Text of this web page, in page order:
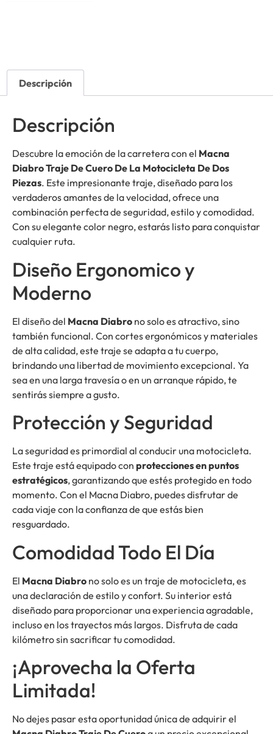
Descripción
Descripción
Descubre la emoción de la carretera con el Macna
Diabro Traje De Cuero De La Motocicleta De Dos
Piezas. Este impresionante traje, diseñado para los
verdaderos amantes de la velocidad, ofrece una
combinación perfecta de seguridad, estilo y comodidad.
Con su elegante color negro, estarás listo para conquistar
cualquier ruta.
Diseño Ergonomico y
Moderno
El diseño del Macna Diabro no solo es atractivo, sino
también funcional. Con cortes ergonómicos y materiales
de alta calidad, este traje se adapta a tu cuerpo,
brindando una libertad de movimiento excepcional. Ya
sea en una larga travesía o en un arranque rápido, te
sentirás siempre a gusto.
Protección y Seguridad
La seguridad es primordial al conducir una motocicleta.
Este traje está equipado con protecciones en puntos
estratégicos, garantizando que estés protegido en todo
momento. Con el Macna Diabro, puedes disfrutar de
cada viaje con la confianza de que estás bien
resguardado.
Comodidad Todo El Día
El Macna Diabro no solo es un traje de motocicleta, es
una declaración de estilo y confort. Su interior está
diseñado para proporcionar una experiencia agradable,
incluso en los trayectos más largos. Disfruta de cada
kilómetro sin sacrificar tu comodidad.
¡Aprovecha la Oferta
Limitada!
No dejes pasar esta oportunidad única de adquirir el